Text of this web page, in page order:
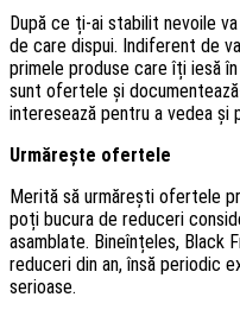
După ce ți-ai stabilit nevoile
de care dispui. Indiferent de
primele produse care îți iesă
sunt ofertele și
interesează pentru a vedea și
Urmărește ofertele
Merită să urmărești ofertele
poți bucura de reduceri
asamblate. Bineînțeles, Black
reduceri din an, însă periodic
serioase.